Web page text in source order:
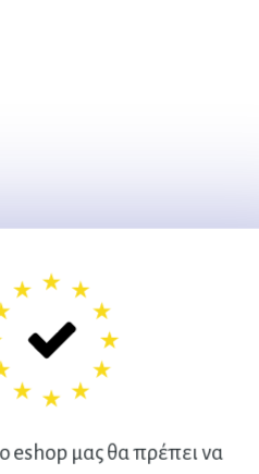
eshop μας θα πρέπει να